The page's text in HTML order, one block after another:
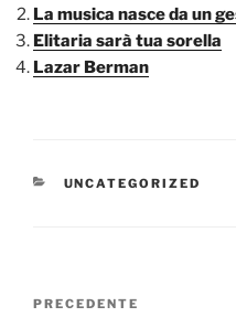
La musica nasce da un
Elitaria sarà tua sorella
Lazar Berman
CATEGORIE
UNCATEGORIZED
Articolo
PRECEDENTE